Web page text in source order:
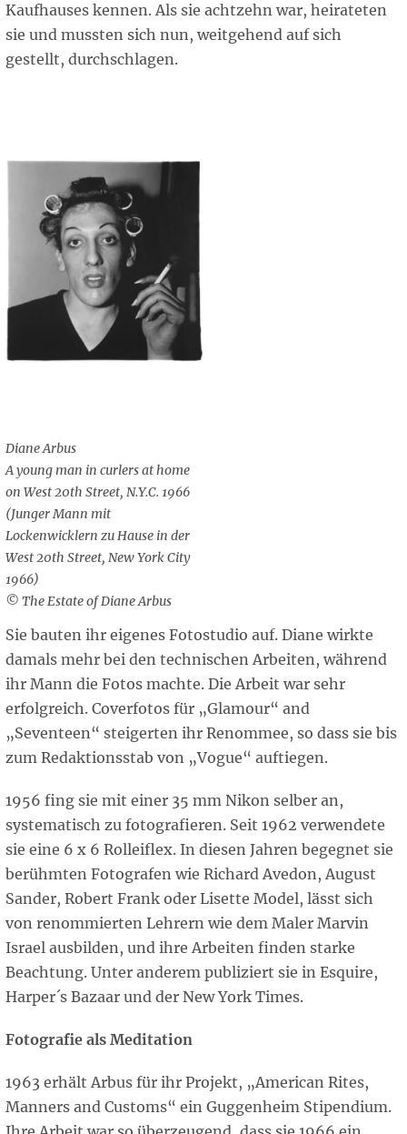
Kaufhauses kennen. Als sie achtzehn war, heirateten
sie und mussten sich nun, weitgehend auf sich
gestellt, durchschlagen.
Diane Arbus
A young man in curlers at home
on West 20th Street, N.Y.C. 1966
(Junger Mann mit
Lockenwicklern zu Hause in der
West 20th Street, New York City
1966)
© The Estate of Diane Arbus
Sie bauten ihr eigenes Fotostudio auf. Diane wirkte
damals mehr bei den technischen Arbeiten, während
ihr Mann die Fotos machte. Die Arbeit war sehr
erfolgreich. Coverfotos für „Glamour“ and
„Seventeen“ steigerten ihr Renommee, so dass sie bis
zum Redaktionsstab von „Vogue“ auftiegen.
1956 fing sie mit einer 35 mm Nikon selber an,
systematisch zu fotografieren. Seit 1962 verwendete
sie eine 6 x 6 Rolleiflex. In diesen Jahren begegnet sie
berühmten Fotografen wie Richard Avedon, August
Sander, Robert Frank oder Lisette Model, lässt sich
von renommierten Lehrern wie dem Maler Marvin
Israel ausbilden, und ihre Arbeiten finden starke
Beachtung. Unter anderem publiziert sie in Esquire,
Harper´s Bazaar und der New York Times.
Fotografie als Meditation
1963 erhält Arbus für ihr Projekt, „American Rites,
Manners and Customs“ ein Guggenheim Stipendium.